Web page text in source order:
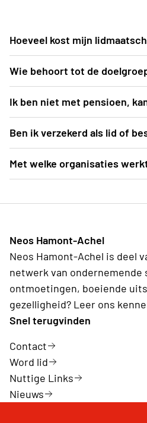
Hoeveel kost mijn
Het lidgeld bij Neos Hamont-
Wie behoort tot de
[Invullen]
Ik ben niet met pensioen,
Iedere ondernemende,
overdag tijd kan vrij maken
te nemen, kan lid worden
Ben ik verzekerd als lid of
[Invullen]
Met welke organisaties
Neos Hamont-Achel
Neos Hamont-Achel is deel
netwerk van
ontmoetingen, boeiende
gezelligheid? Leer ons
Snel terugvinden
Contact
Word lid
Nuttige Links
Nieuws